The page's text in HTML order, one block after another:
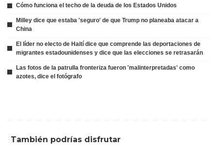
Cómo funciona el techo de la deuda de los Estados Unidos
Milley dice que estaba 'seguro' de que Trump no planeaba atacar a
China
El líder no electo de Haití dice que comprende las deportaciones de
migrantes estadounidenses y dice que las elecciones se retrasarán
Las fotos de la patrulla fronteriza fueron 'malinterpretadas' como
azotes, dice el fotógrafo
También podrías disfrutar